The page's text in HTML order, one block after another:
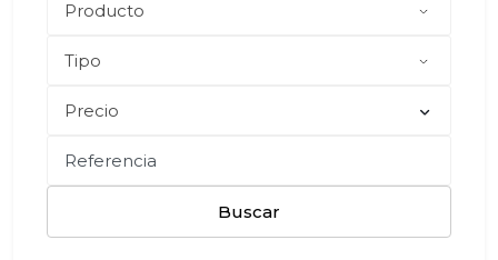
Precio
Buscar